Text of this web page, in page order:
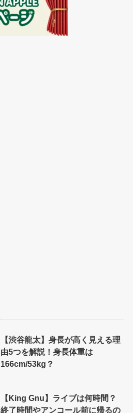
【渋谷龍太】身長が高く見える理
由5つを解説！身長体重は
166cm/53kg？
【King Gnu】ライブは何時間？
終了時間やアンコール前に帰るの